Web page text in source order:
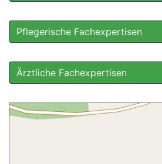
Pflegerische Fachexpertisen
Ärztliche Fachexpertisen